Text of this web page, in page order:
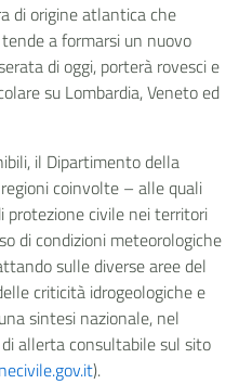
di origine atlantica che
a formarsi un nuovo
di oggi, porterà rovesci e
su Lombardia, Veneto ed
il Dipartimento della
coinvolte – alle quali
protezione civile nei territori
di condizioni meteorologiche
sulle diverse aree del
criticità idrogeologiche e
sintesi nazionale, nel
allerta consultabile sul sito
).